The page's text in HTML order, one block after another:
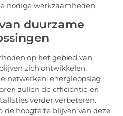
nodige werkzaamheden.
duurzame
op het gebied van
zich ontwikkelen.
netwerken, energieopslag
zullen de efficiëntie en
verder verbeteren.
de hoogte te blijven van deze